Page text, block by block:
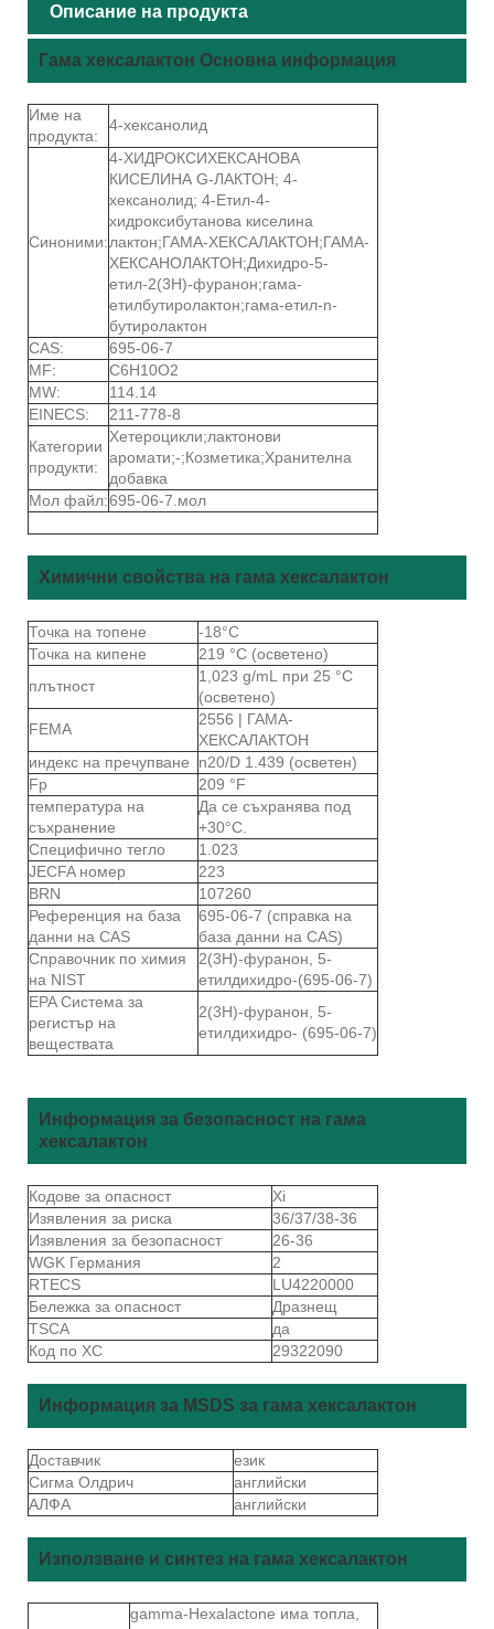
Описание на продукта
Гама хексалактон Основна информация
Име на
продукта:
4-хексанолид
Синоними:
4-ХИДРОКСИХЕКСАНОВА
КИСЕЛИНА G-ЛАКТОН; 4-
хексанолид; 4-Етил-4-
хидроксибутанова киселина
лактон;ГАМА-ХЕКСАЛАКТОН;ГАМА-
ХЕКСАНОЛАКТОН;Дихидро-5-
етил-2(3Н)-фуранон;гама-
етилбутиролактон;гама-етил-n-
бутиролактон
CAS:
695-06-7
MF:
C6H10O2
MW:
114.14
EINECS:
211-778-8
Категории
продукти:
Хетероцикли;лактонови
аромати;-;Козметика;Хранителна
добавка
Мол файл:695-06-7.мол
Химични свойства на гама хексалактон
Точка на топене
-18°C
Точка на кипене
219 °C (осветено)
плътност
1,023 g/mL при 25 °C
(осветено)
FEMA
2556 | ГАМА-
ХЕКСАЛАКТОН
индекс на пречупване
n20/D 1.439 (осветен)
Fp
209 °F
температура на
съхранение
Да се ​​съхранява под
+30°C.
Специфично тегло
1.023
JECFA номер
223
BRN
107260
Референция на база
данни на CAS
695-06-7 (справка на
база данни на CAS)
Справочник по химия
на NIST
2(3Н)-фуранон, 5-
етилдихидро-(695-06-7)
EPA Система за
регистър на
веществата
2(3Н)-фуранон, 5-
етилдихидро- (695-06-7)
Информация за безопасност на гама
хексалактон
Кодове за опасност
Xi
Изявления за риска
36/37/38-36
Изявления за безопасност
26-36
WGK Германия
2
RTECS
LU4220000
Бележка за опасност
Дразнещ
TSCA
да
Код по ХС
29322090
Информация за MSDS за гама хексалактон
Доставчик
език
Сигма Олдрич
английски
АЛФА
английски
Използване и синтез на гама хексалактон
gamma-Hexalactone има топла,